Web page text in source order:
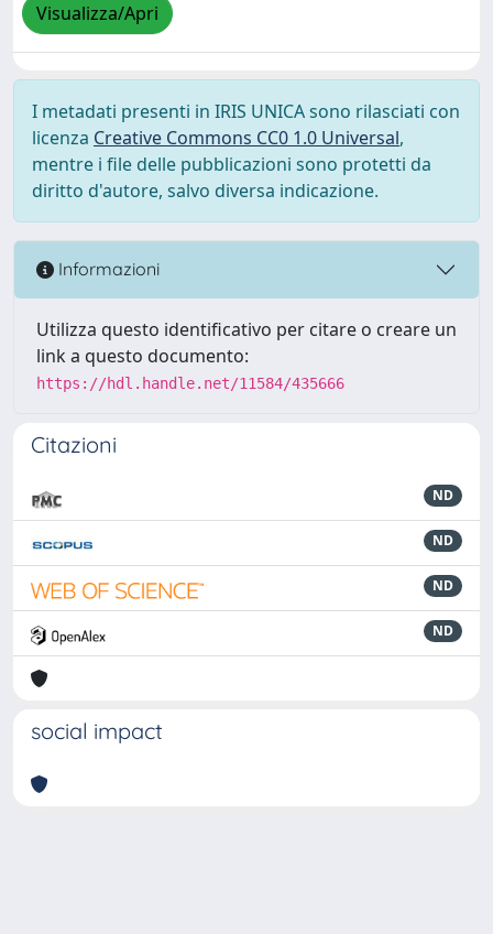
Visualizza/Apri
I metadati presenti in IRIS UNICA sono rilasciati con
licenza Creative Commons CC0 1.0 Universal,
mentre i file delle pubblicazioni sono protetti da
diritto d'autore, salvo diversa indicazione.
Informazioni
Utilizza questo identificativo per citare o creare un
link a questo documento:
https://hdl.handle.net/11584/435666
Citazioni
ND
ND
ND
ND
social impact